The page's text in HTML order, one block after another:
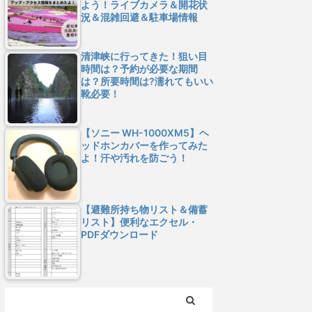
よう！ライブカメラ＆開花状
況＆混雑回避＆駐車場情報
清津峡に行ってきた！狙い目
時間は？予約が必要な期間
は？所要時間は?濡れてもいい
靴必要！
【ソニー WH-1000XM5】ヘ
ッドホンカバーを作ってみた
よ！汗や汚れを防ごう！
【避難所持ち物リスト＆備蓄
リスト】便利なエクセル・
PDFダウンロード